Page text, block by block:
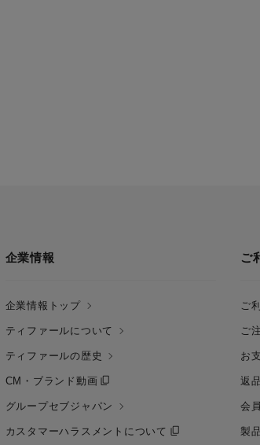
企業情報
企業情報トップ
ティファールについて
ティファールの歴史
CM・ブランド動画
グループセブジャパン
カスタマーハラスメントについて
ご
ご
ご
お
返
会
製